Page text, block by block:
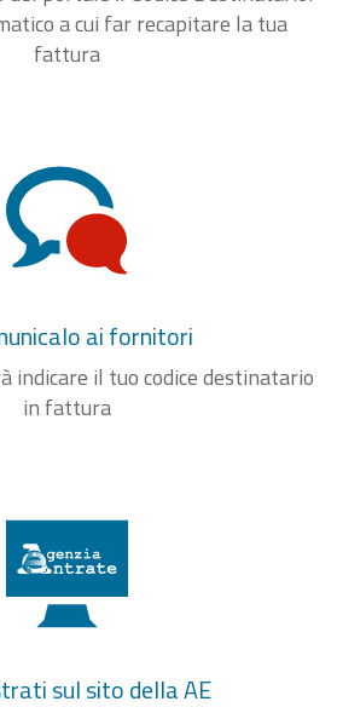
a cui far recapitare la tua
fattura
ai fornitori
indicare il tuo codice destinatario
in fattura
sul sito della AE